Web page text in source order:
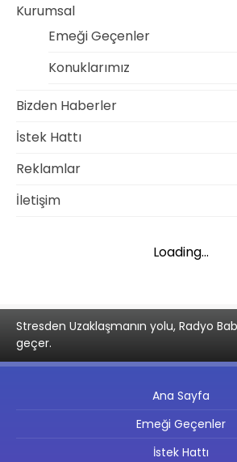
Kurumsal
Emeği Geçenler
Konuklarımız
Bizden Haberler
İstek Hattı
Reklamlar
İletişim
Loading...
Stresden Uzaklaşmanın yolu, Radyo
geçer.
Ana Sayfa
Emeği Geçenler
İstek Hattı